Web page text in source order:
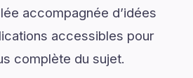
accompagnée d’idées
accessibles pour
complète du sujet.